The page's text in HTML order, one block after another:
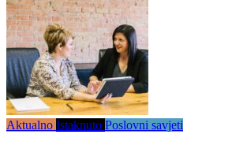
Aktualno Istaknuto Poslovni savjeti